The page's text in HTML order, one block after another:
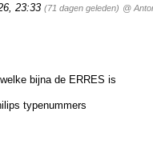
23:33 (71 dagen geleden) @
welke bijna de ERRES is
typenummers